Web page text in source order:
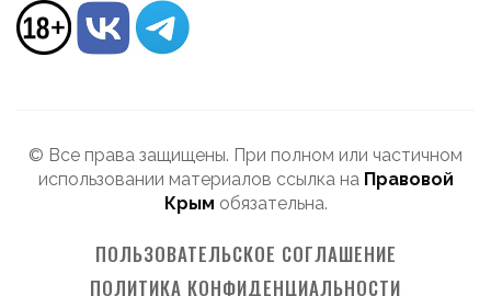
© Все права защищены. При полном или частичном
использовании материалов ссылка на Правовой
Крым обязательна.
ПОЛЬЗОВАТЕЛЬСКОЕ СОГЛАШЕНИЕ
ПОЛИТИКА КОНФИДЕНЦИАЛЬНОСТИ